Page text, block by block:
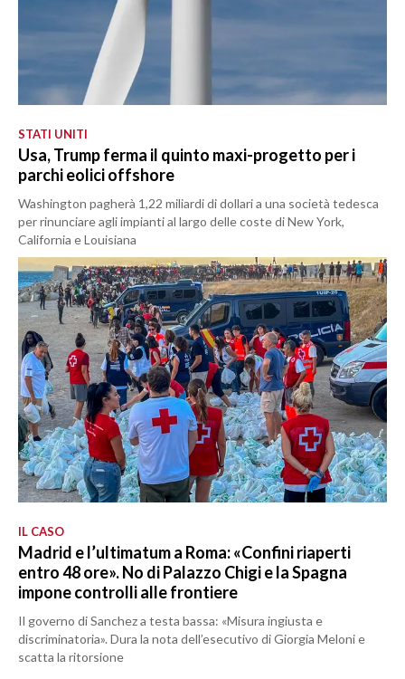
STATI UNITI
Usa, Trump ferma il quinto maxi-progetto per i
parchi eolici offshore
Washington pagherà 1,22 miliardi di dollari a una società tedesca
per rinunciare agli impianti al largo delle coste di New York,
California e Louisiana
IL CASO
Madrid e l’ultimatum a Roma: «Confini riaperti
entro 48 ore». No di Palazzo Chigi e la Spagna
impone controlli alle frontiere
Il governo di Sanchez a testa bassa: «Misura ingiusta e
discriminatoria». Dura la nota dell’esecutivo di Giorgia Meloni e
scatta la ritorsione